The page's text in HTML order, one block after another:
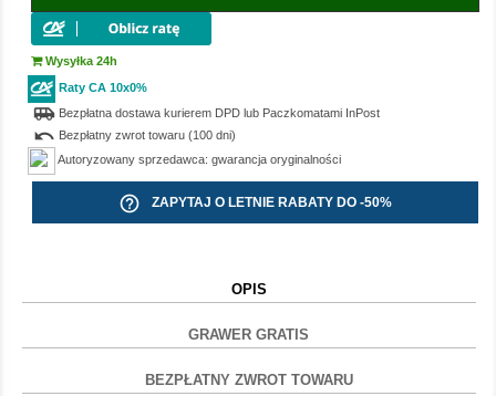
Wysyłka 24h
Raty CA 10x0%
airport_shuttleBezpłatna dostawa kurierem DPD lub Paczkomatami InPost
undo Bezpłatny zwrot towaru (100 dni)
Autoryzowany sprzedawca: gwarancja oryginalności
help_outline ZAPYTAJ O LETNIE RABATY DO -50%
OPIS
GRAWER GRATIS
BEZPŁATNY ZWROT TOWARU